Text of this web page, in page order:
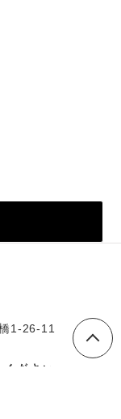
1-26-11
ださい